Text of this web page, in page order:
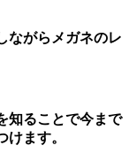
ながらメガネのレ
知ることで今まで
ます。